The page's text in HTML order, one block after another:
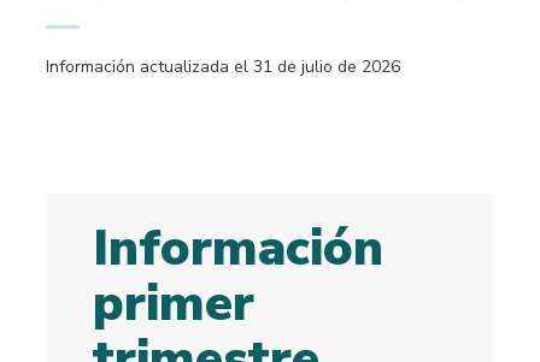
Información actualizada el 31 de julio de 2026
Información
primer